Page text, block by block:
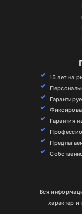
15 лет на
Гарантия
Вся
характер и